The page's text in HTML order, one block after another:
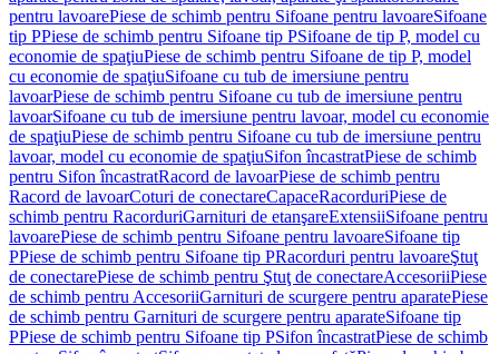
pentru lavoarePiese de schimb pentru Sifoane pentru lavoareSifoane
tip PPiese de schimb pentru Sifoane tip PSifoane de tip P, model cu
economie de spaţiuPiese de schimb pentru Sifoane de tip P, model
cu economie de spaţiuSifoane cu tub de imersiune pentru
lavoarPiese de schimb pentru Sifoane cu tub de imersiune pentru
lavoarSifoane cu tub de imersiune pentru lavoar, model cu economie
de spaţiuPiese de schimb pentru Sifoane cu tub de imersiune pentru
lavoar, model cu economie de spaţiuSifon încastratPiese de schimb
pentru Sifon încastratRacord de lavoarPiese de schimb pentru
Racord de lavoarCoturi de conectareCapaceRacorduriPiese de
schimb pentru RacorduriGarnituri de etanşareExtensiiSifoane pentru
lavoarePiese de schimb pentru Sifoane pentru lavoareSifoane tip
PPiese de schimb pentru Sifoane tip PRacorduri pentru lavoareŞtuţ
de conectarePiese de schimb pentru Ştuţ de conectareAccesoriiPiese
de schimb pentru AccesoriiGarnituri de scurgere pentru aparatePiese
de schimb pentru Garnituri de scurgere pentru aparateSifoane tip
PPiese de schimb pentru Sifoane tip PSifon încastratPiese de schimb